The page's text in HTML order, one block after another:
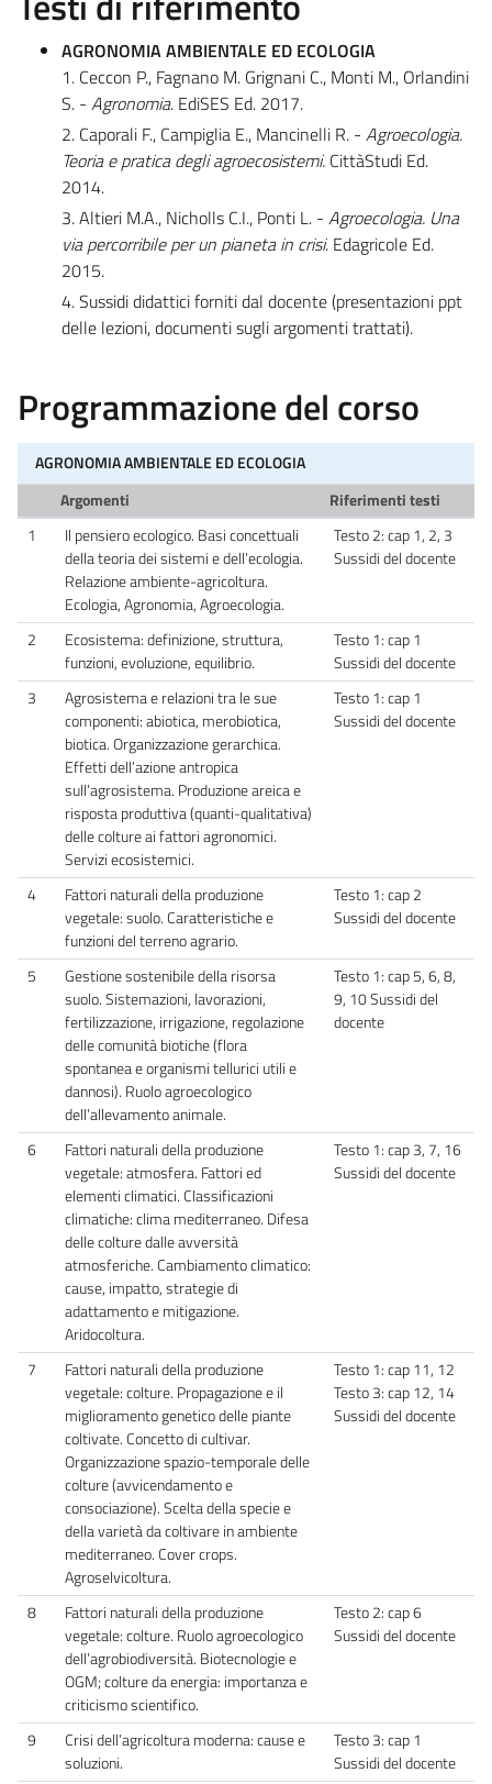
AGRONOMIA AMBIENTALE ED ECOLOGIA
1. Ceccon P., Fagnano M. Grignani C., Monti M., Orlandini
S. - Agronomia. EdiSES Ed. 2017.
2. Caporali F., Campiglia E., Mancinelli R. - Agroecologia.
Teoria e pratica degli agroecosistemi. CittàStudi Ed.
2014.
3. Altieri M.A., Nicholls C.I., Ponti L. - Agroecologia. Una
via percorribile per un pianeta in crisi. Edagricole Ed.
2015.
4. Sussidi didattici forniti dal docente (presentazioni ppt
delle lezioni, documenti sugli argomenti trattati).
Programmazione del corso
AGRONOMIA AMBIENTALE ED ECOLOGIA
Argomenti
Riferimenti testi
1
Il pensiero ecologico. Basi concettuali
della teoria dei sistemi e dell’ecologia.
Relazione ambiente-agricoltura.
Ecologia, Agronomia, Agroecologia.
Testo 2: cap 1, 2, 3
Sussidi del docente
2
Ecosistema: definizione, struttura,
funzioni, evoluzione, equilibrio.
Testo 1: cap 1
Sussidi del docente
3
Agrosistema e relazioni tra le sue
componenti: abiotica, merobiotica,
biotica. Organizzazione gerarchica.
Effetti dell’azione antropica
sull’agrosistema. Produzione areica e
risposta produttiva (quanti-qualitativa)
delle colture ai fattori agronomici.
Servizi ecosistemici.
Testo 1: cap 1
Sussidi del docente
4
Fattori naturali della produzione
vegetale: suolo. Caratteristiche e
funzioni del terreno agrario.
Testo 1: cap 2
Sussidi del docente
5
Gestione sostenibile della risorsa
suolo. Sistemazioni, lavorazioni,
fertilizzazione, irrigazione, regolazione
delle comunità biotiche (flora
spontanea e organismi tellurici utili e
dannosi). Ruolo agroecologico
dell’allevamento animale.
Testo 1: cap 5, 6, 8,
9, 10 Sussidi del
docente
6
Fattori naturali della produzione
vegetale: atmosfera. Fattori ed
elementi climatici. Classificazioni
climatiche: clima mediterraneo. Difesa
delle colture dalle avversità
atmosferiche. Cambiamento climatico:
cause, impatto, strategie di
adattamento e mitigazione.
Aridocoltura.
Testo 1: cap 3, 7, 16
Sussidi del docente
7
Fattori naturali della produzione
vegetale: colture. Propagazione e il
miglioramento genetico delle piante
coltivate. Concetto di cultivar.
Organizzazione spazio-temporale delle
colture (avvicendamento e
consociazione). Scelta della specie e
della varietà da coltivare in ambiente
mediterraneo. Cover crops.
Agroselvicoltura.
Testo 1: cap 11, 12
Testo 3: cap 12, 14
Sussidi del docente
8
Fattori naturali della produzione
vegetale: colture. Ruolo agroecologico
dell’agrobiodiversità. Biotecnologie e
OGM; colture da energia: importanza e
criticismo scientifico.
Testo 2: cap 6
Sussidi del docente
9
Crisi dell’agricoltura moderna: cause e
soluzioni.
Testo 3: cap 1
Sussidi del docente